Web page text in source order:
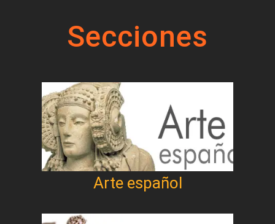
Secciones
Arte español